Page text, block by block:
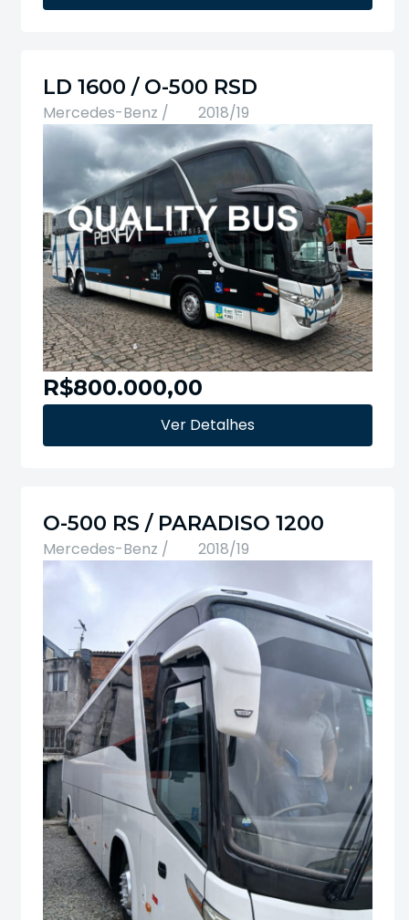
LD 1600 / O-500 RSD
Mercedes-Benz / 2018/19
R$800.000,00
Ver Detalhes
O-500 RS / PARADISO 1200
Mercedes-Benz / 2018/19